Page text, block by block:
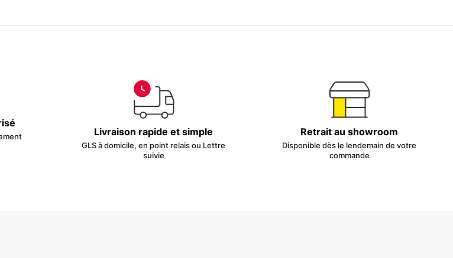
Livraison rapide et simple
GLS à domicile, en point relais ou Lettre
suivie
Retrait au showroom
Disponible dès le lendemain de votre
commande